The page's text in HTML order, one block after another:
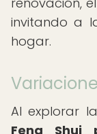
invitando a
hogar.
Al explorar
Feng Shui